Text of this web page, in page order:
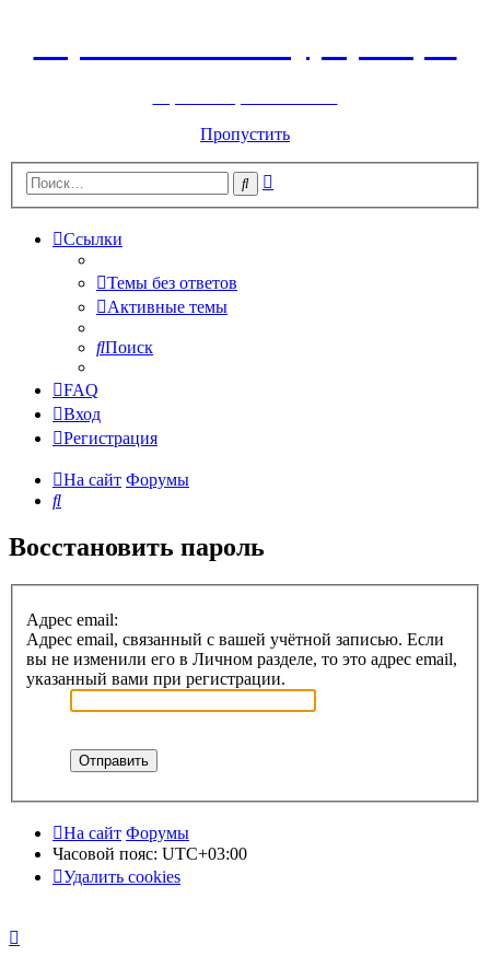
Пропустить
Поиск
Ссылки
Темы без ответов
Активные темы
Поиск
FAQ
Вход
Регистрация
На сайт Форумы
Поиск
Восстановить пароль
Адрес email:
Адрес email, связанный с вашей учётной записью. Если
вы не изменили его в Личном разделе, то это адрес email,
указанный вами при регистрации.
На сайт Форумы
Часовой пояс: UTC+03:00
Удалить cookies